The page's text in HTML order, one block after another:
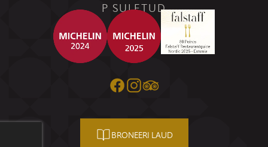
P SULETUD
BRONEERI LAUD